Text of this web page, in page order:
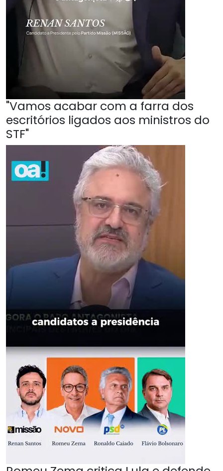
"Vamos acabar com a farra dos
escritórios ligados aos ministros do
STF"